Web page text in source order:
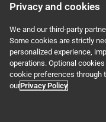
Privacy and cookies
We and our third-party
Some cookies are strictly
personalized experience,
operations. Optional
cookie preferences through
ourPrivacy Policy